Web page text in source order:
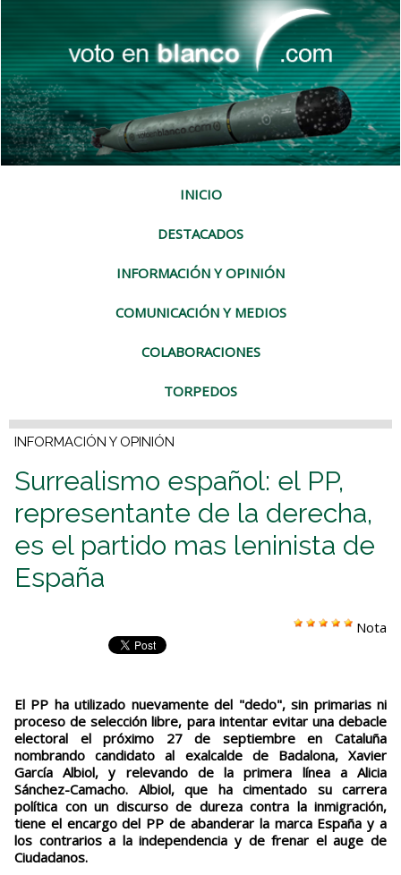
INICIO
DESTACADOS
INFORMACIÓN Y OPINIÓN
COMUNICACIÓN Y MEDIOS
COLABORACIONES
TORPEDOS
INFORMACIÓN Y OPINIÓN
Surrealismo español: el PP,
representante de la derecha,
es el partido mas leninista de
España
Nota
El PP ha utilizado nuevamente del "dedo", sin primarias ni
proceso de selección libre, para intentar evitar una debacle
electoral el próximo 27 de septiembre en Cataluña
nombrando candidato al exalcalde de Badalona, Xavier
García Albiol, y relevando de la primera línea a Alicia
Sánchez-Camacho. Albiol, que ha cimentado su carrera
política con un discurso de dureza contra la inmigración,
tiene el encargo del PP de abanderar la marca España y a
los contrarios a la independencia y de frenar el auge de
Ciudadanos.